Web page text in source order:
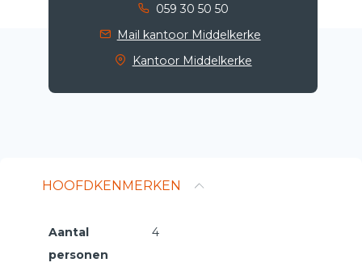
059 30 50 50
Mail kantoor Middelkerke
Kantoor Middelkerke
HOOFDKENMERKEN
Aantal
personen
4